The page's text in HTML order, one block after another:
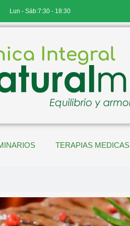
Lun - Sáb:7:30 - 18:30
TERAPIAS MEDICAS